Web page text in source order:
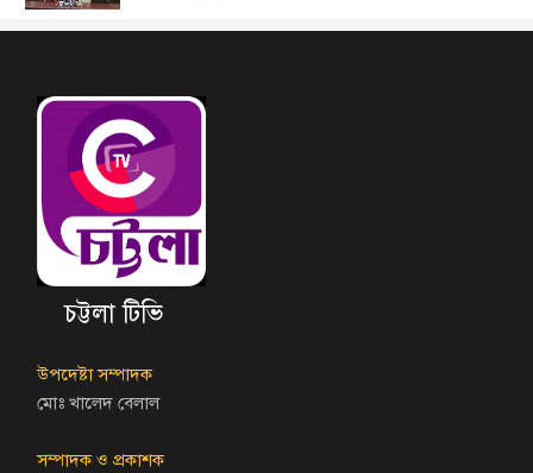
চট্টলা টিভি
উপদেষ্টা সম্পাদক
মোঃ খালেদ বেলাল
সম্পাদক ও প্রকাশক